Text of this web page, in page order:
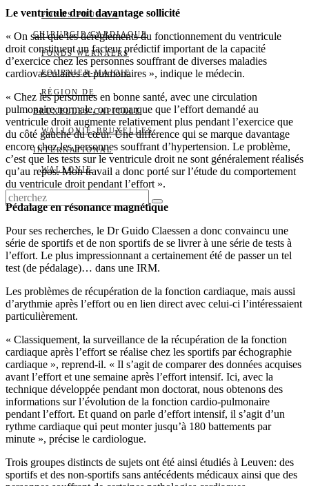
FONDS POUR LA
CHIRURGIE CARDIAQUE
FONDS WERNAERS
FOURNIER-MAJOIE
RÉGION DE
BRUXELLES-CAPITALE
WALLONIE-BRUXELLES
INTERNATIONAL
WALLONIE
Le ventricule droit davantage sollicité
« On sait que les dérèglements du fonctionnement du ventricule
droit constituent un facteur prédictif important de la capacité
d’exercice chez les personnes souffrant de diverses maladies
cardiovasculaires et pulmonaires », indique le médecin.
« Chez les personnes en bonne santé, avec une circulation
pulmonaire normale, on remarque que l’effort demandé au
ventricule droit augmente relativement plus pendant l’exercice que
du côté gauche du cœur. Une différence qui se marque davantage
encore chez les personnes souffrant d’hypertension. Le problème,
c’est que les tests sur le ventricule droit ne sont généralement réalisés
qu’au repos. Mon travail a donc porté sur l’étude du comportement
du ventricule droit pendant l’effort ».
Pédalage en résonance magnétique
Pour ses recherches, le Dr Guido Claessen a donc convaincu une
série de sportifs et de non sportifs de se livrer à une série de tests à
l’effort. Le plus impressionnant a certainement été de passer un tel
test (de pédalage)… dans une IRM.
Les problèmes de récupération de la fonction cardiaque, mais aussi
d’arythmie après l’effort ou en lien direct avec celui-ci l’intéressaient
particulièrement.
« Classiquement, la surveillance de la récupération de la fonction
cardiaque après l’effort se réalise chez les sportifs par échographie
cardiaque », reprend-il. « Il s’agit de comparer des données acquises
avant l’effort et une semaine après l’effort intensif. Ici, avec la
technique développée pendant mon doctorat, nous obtenons des
informations sur l’évolution de la fonction cardio-pulmonaire
pendant l’effort. Et quand on parle d’effort intensif, il s’agit d’un
rythme cardiaque qui peut monter jusqu’à 180 battements par
minute », précise le cardiologue.
Trois groupes distincts de sujets ont été ainsi étudiés à Leuven: des
sportifs et des non-sportifs sans antécédents médicaux ainsi que des